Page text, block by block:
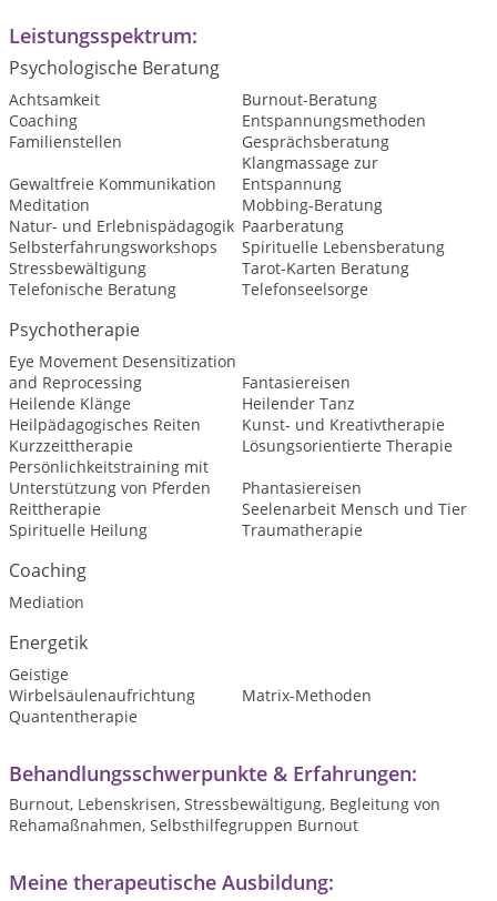
Leistungsspektrum:
Psychologische Beratung
Achtsamkeit
Burnout-Beratung
Coaching
Entspannungsmethoden
Familienstellen
Gesprächsberatung
Gewaltfreie Kommunikation
Klangmassage zur
Entspannung
Meditation
Mobbing-Beratung
Natur- und Erlebnispädagogik Paarberatung
Selbsterfahrungsworkshops
Spirituelle Lebensberatung
Stressbewältigung
Tarot-Karten Beratung
Telefonische Beratung
Telefonseelsorge
Psychotherapie
Eye Movement Desensitization
and Reprocessing
Fantasiereisen
Heilende Klänge
Heilender Tanz
Heilpädagogisches Reiten
Kunst- und Kreativtherapie
Kurzzeittherapie
Lösungsorientierte Therapie
Persönlichkeitstraining mit
Unterstützung von Pferden
Phantasiereisen
Reittherapie
Seelenarbeit Mensch und Tier
Spirituelle Heilung
Traumatherapie
Coaching
Mediation
Energetik
Geistige
Wirbelsäulenaufrichtung
Matrix-Methoden
Quantentherapie
Behandlungsschwerpunkte & Erfahrungen:
Burnout, Lebenskrisen, Stressbewältigung, Begleitung von
Rehamaßnahmen, Selbsthilfegruppen Burnout
Meine therapeutische Ausbildung: